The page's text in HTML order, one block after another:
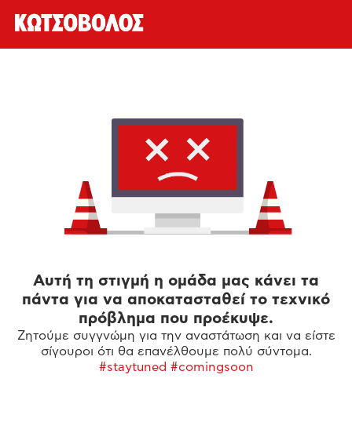
Αυτή τη στιγμή η ομάδα μας κάνει τα
πάντα για να αποκατασταθεί το τεχνικό
πρόβλημα που προέκυψε.
Ζητούμε συγγνώμη για την αναστάτωση και να είστε
σίγουροι ότι θα επανέλθουμε πολύ σύντομα.
#staytuned #comingsoon